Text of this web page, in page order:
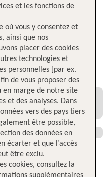
tous les prix
et les fonctions de
où vous y consentez et
ainsi que nos
placer des cookies
technologies et
personnelles [par ex.
de vous proposer des
en marge de notre site
et des analyses. Dans
vers des pays tiers
être possible,
des données en
écarter et que l’accès
être exclu.
cookies, consultez la